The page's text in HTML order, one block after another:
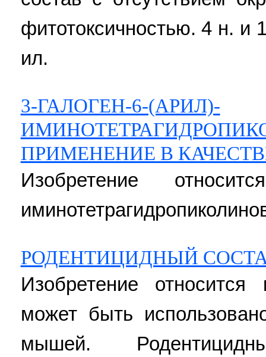
фитотоксичностью. 4 н. и
ил.
3-ГАЛОГЕН-6-(АРИЛ)-
ПРИМЕНЕНИЕ В
Изобретение
РОДЕНТИЦИДНЫЙ
Изобретение
может быть
мышей.